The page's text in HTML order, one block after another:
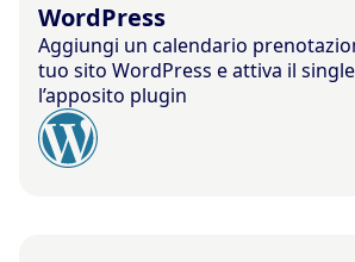
WordPress
Aggiungi un calendario
tuo sito WordPress e attiva il
l’apposito plugin